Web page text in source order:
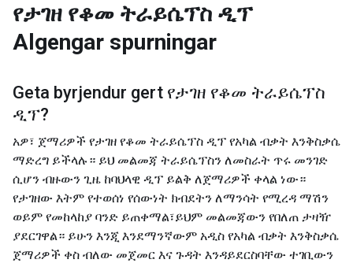
የታገዘ የቆመ ትራይሴፕስ ዲፕ
Algengar spurningar
Geta byrjendur gert የታገዘ የቆመ ትራይሴፕስ
ዲፕ?
አዎ፣ ጀማሪዎች የታገዘ የቆመ ትራይሴፕስ ዲፕ የአካል ብቃት እንቅስቃሴ
ማድረግ ይችላሉ። ይህ መልመጃ ትራይሴፕስን ለመስራት ጥሩ መንገድ
ሲሆን ብዙውን ጊዜ ከባህላዊ ዲፕ ይልቅ ለጀማሪዎች ቀላል ነው።
የታገዘው እትም የተወሰነ የሰውነት ክብደትን ለማንሳት የሚረዳ ማሽን
ወይም የመከላከያ ባንድ ይጠቀማል፣ይህም መልመጃውን የበለጠ ታዛዥ
ያደርገዋል። ይሁን እንጂ እንደማንኛውም አዲስ የአካል ብቃት እንቅስቃሴ
ጀማሪዎች ቀስ ብለው መጀመር እና ጉዳት እንዳይደርስባቸው ተገቢውን